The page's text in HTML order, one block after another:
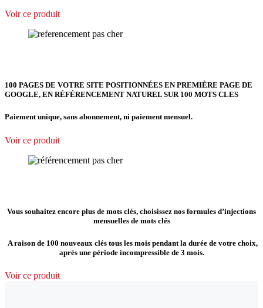
Voir ce produit
100 PAGES DE VOTRE SITE POSITIONNÉES EN PREMIÈRE PAGE DE
GOOGLE, EN RÉFÉRENCEMENT NATUREL SUR 100 MOTS CLES
Paiement unique, sans abonnement, ni paiement mensuel.
Voir ce produit
Vous souhaitez encore plus de mots clés, choisissez nos formules d’injections
mensuelles de mots clés
A raison de 100 nouveaux clés tous les mois pendant la durée de votre choix,
après une période incompressible de 3 mois.
Voir ce produit